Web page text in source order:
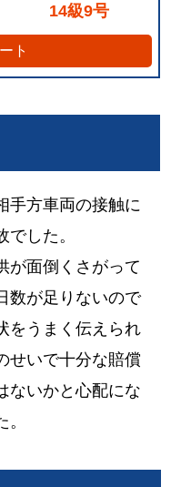
14級9号
ト
手方車両の接触に
した。
が面倒くさがって
数が足りないので
をうまく伝えられ
せいで十分な賠償
ないかと心配にな